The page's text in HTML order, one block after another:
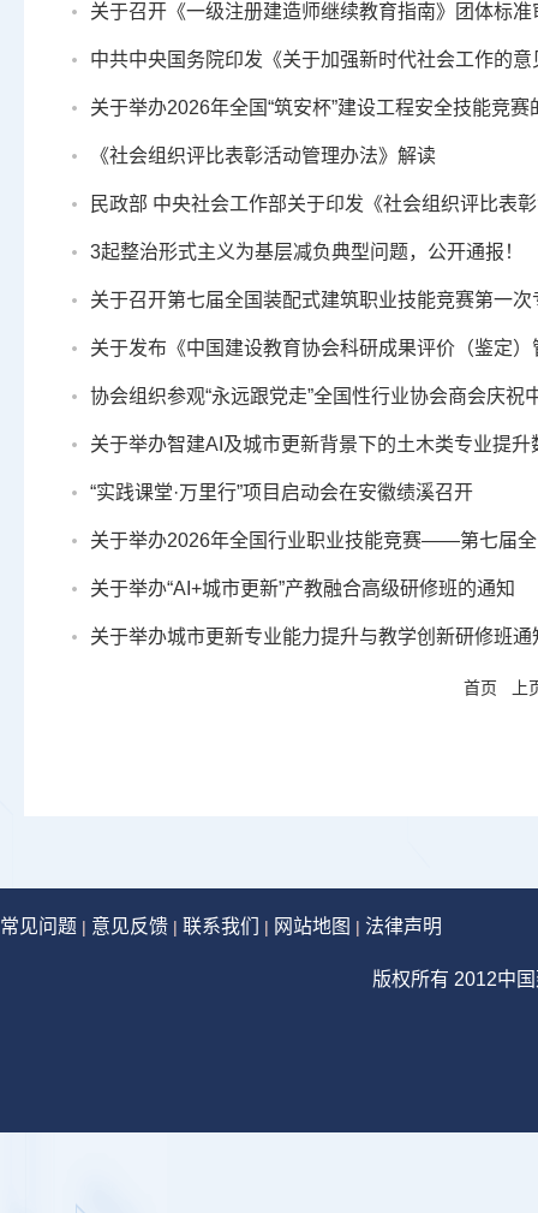
关于召开《一级注册建造师继续教育指南》团体标
中共中央国务院印发《关于加强新时代社会工作的意
关于举办2026年全国“筑安杯”建设工程安全技能竞赛
《社会组织评比表彰活动管理办法》解读
民政部 中央社会工作部关于印发《社会组织评比表
3起整治形式主义为基层减负典型问题，公开通报！
关于召开第七届全国装配式建筑职业技能竞赛第一
关于发布《中国建设教育协会科研成果评价（鉴定
协会组织参观“永远跟党走”全国性行业协会商会庆祝
关于举办智建AI及城市更新背景下的土木类专业提
“实践课堂·万里行”项目启动会在安徽绩溪召开
关于举办2026年全国行业职业技能竞赛——第七届
关于举办“AI+城市更新”产教融合高级研修班的通知
关于举办城市更新专业能力提升与教学创新研修班通
首页 上
常见问题 | 意见反馈 | 联系我们 | 网站地图 | 法律声明
版权所有 2012中